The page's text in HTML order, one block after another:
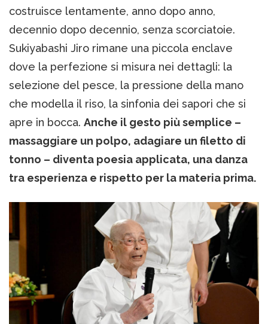
costruisce lentamente, anno dopo anno,
decennio dopo decennio, senza scorciatoie.
Sukiyabashi Jiro rimane una piccola enclave
dove la perfezione si misura nei dettagli: la
selezione del pesce, la pressione della mano
che modella il riso, la sinfonia dei sapori che si
apre in bocca. Anche il gesto più semplice –
massaggiare un polpo, adagiare un filetto di
tonno – diventa poesia applicata, una danza
tra esperienza e rispetto per la materia prima.